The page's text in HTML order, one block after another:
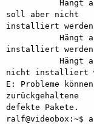
soll aber nicht
installiert werden
installiert werden
nicht installiert
E: Probleme
zurückgehaltene
defekte Pakete.
ralf@videobox:~$